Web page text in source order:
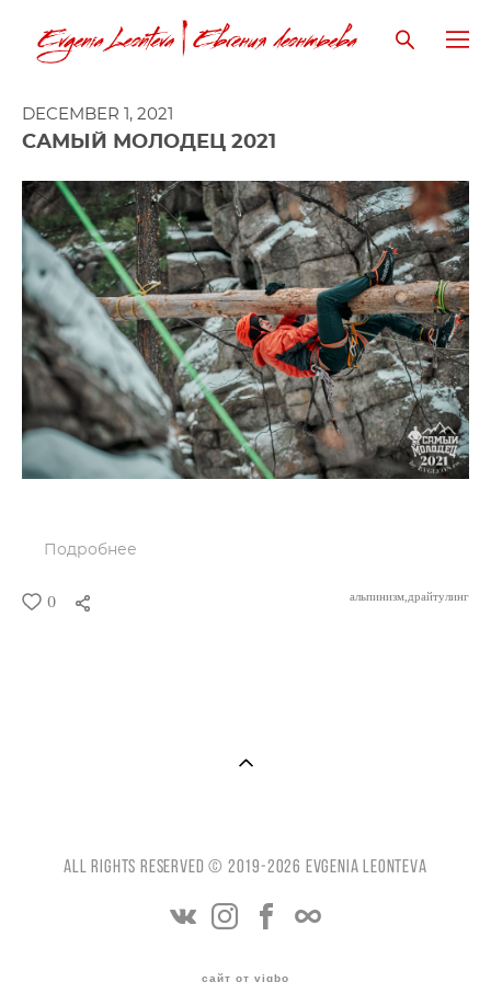
DECEMBER 1, 2021
САМЫЙ МОЛОДЕЦ 2021
Подробнее
0 альпинизм, драйтулинг
All Rights reserved © 2019-2026 Evgenia Leonteva
сайт от vigbo